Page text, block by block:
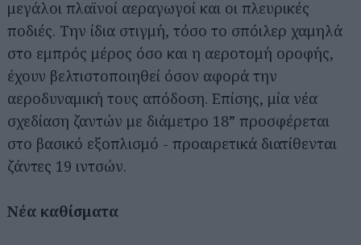
μεγάλοι πλαϊνοί αεραγωγοί και οι πλευρικές
ποδιές. Την ίδια στιγμή, τόσο το σπόιλερ χαμηλά
στο εμπρός μέρος όσο και η αεροτομή οροφής,
έχουν βελτιστοποιηθεί όσον αφορά την
αεροδυναμική τους απόδοση. Επίσης, μία νέα
σχεδίαση ζαντών με διάμετρο 18” προσφέρεται
στο βασικό εξοπλισμό - προαιρετικά διατίθενται
ζάντες 19 ιντσών.
Νέα καθίσματα